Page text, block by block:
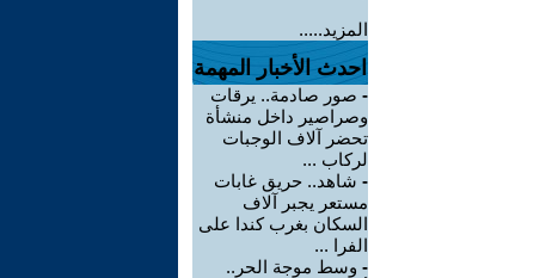
المزيد.....
احدث الأخبار المهمة
- صور صادمة.. يرقات
وصراصير داخل منشأة
تحضر آلاف الوجبات
لركاب ...
- شاهد.. حريق غابات
مستعر يجبر آلاف
السكان بغرب كندا على
الفرا ...
- وسط موجة الحر..